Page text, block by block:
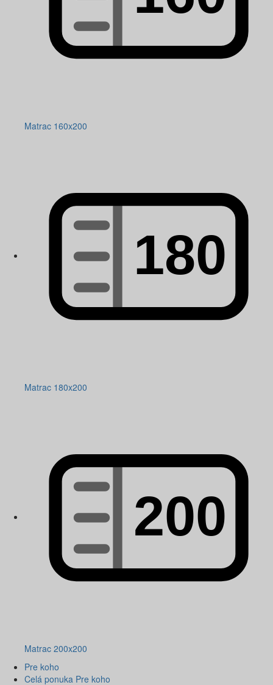
Matrac 160x200
Matrac 180x200
Matrac 200x200
Pre koho
Celá ponuka Pre koho